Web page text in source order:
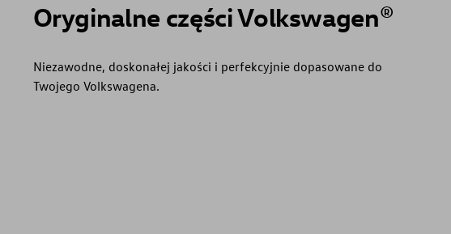
Oryginalne części Volkswagen®
Niezawodne, doskonałej jakości i perfekcyjnie dopasowane do
Twojego Volkswagena.